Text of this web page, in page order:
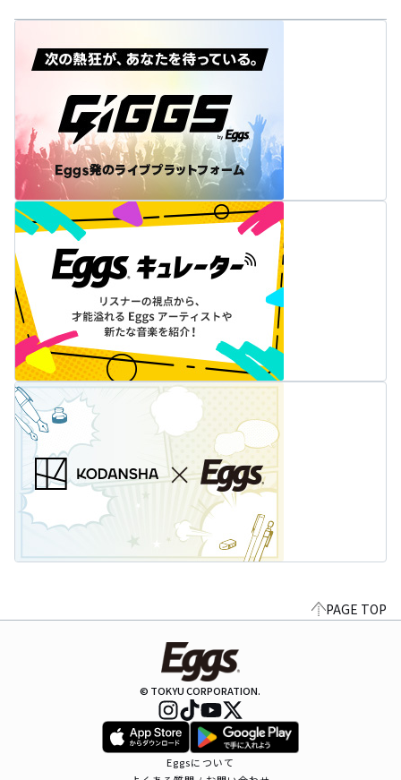
PAGE TOP
© TOKYU CORPORATION.
Eggsについて